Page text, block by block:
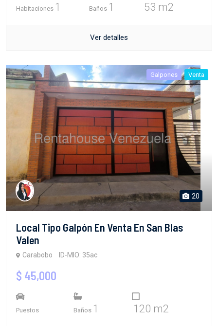
Habitaciones 1 Baños 1 53 m2
Ver detalles
Galpones Venta
20
Local Tipo Galpón En Venta En San Blas
Valen
Carabobo ID-MIO: 35ac
$ 45,000
Puestos Baños 1 120 m2